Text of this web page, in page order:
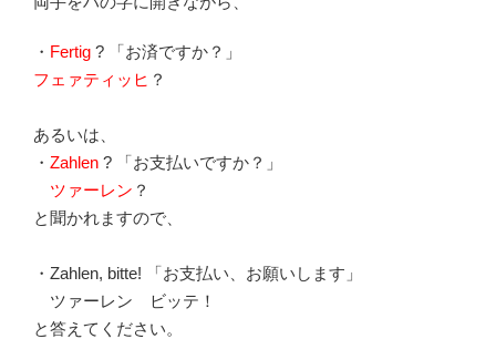
・ Fertig? 「お済ですか？」
フェァティッヒ ？
あるいは、
・ Zahlen? 「お支払いですか？」
ツァーレン ？
と聞かれますので、
・Zahlen, bitte! 「お支払い、お願いします」
ツァーレン ビッテ！
と答えてください。